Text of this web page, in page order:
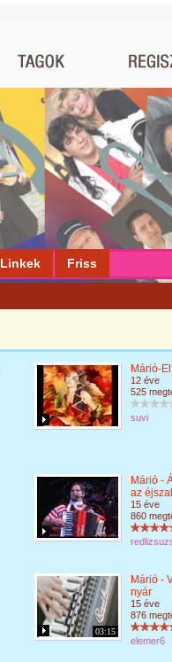
Linkek Friss
Márió-
12 éve
525
suvi
Márió -
az
15 éve
860
03:15
Márió -
nyár
15 éve
876
elemer6